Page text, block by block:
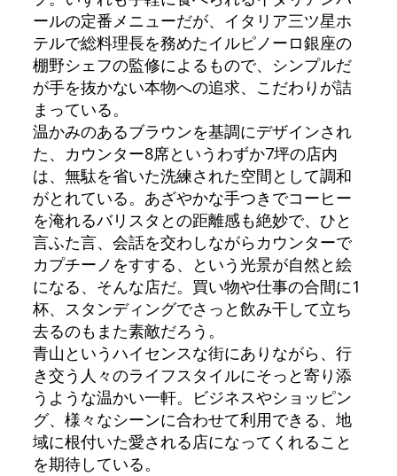
ールの定番メニューだが、イタリア三ツ星ホ
テルで総料理長を務めたイルピノーロ銀座の
棚野シェフの監修によるもので、シンプルだ
が手を抜かない本物への追求、こだわりが詰
まっている。
温かみのあるブラウンを基調にデザインされ
た、カウンター8席というわずか7坪の店内
は、無駄を省いた洗練された空間として調和
がとれている。あざやかな手つきでコーヒー
を淹れるバリスタとの距離感も絶妙で、ひと
言ふた言、会話を交わしながらカウンターで
カプチーノをすする、という光景が自然と絵
になる、そんな店だ。買い物や仕事の合間に1
杯、スタンディングでさっと飲み干して立ち
去るのもまた素敵だろう。
青山というハイセンスな街にありながら、行
き交う人々のライフスタイルにそっと寄り添
うような温かい一軒。ビジネスやショッピン
グ、様々なシーンに合わせて利用できる、地
域に根付いた愛される店になってくれること
を期待している。